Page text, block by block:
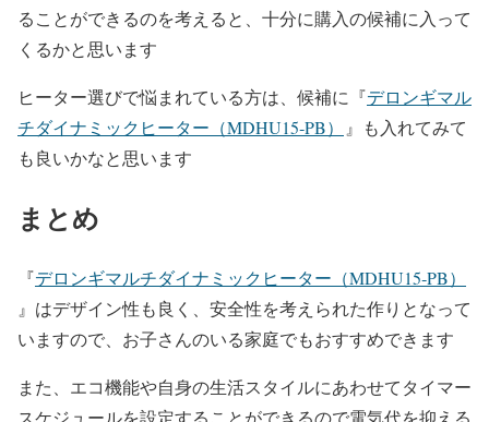
ることができるのを考えると、十分に購入の候補に入って
くるかと思います
ヒーター選びで悩まれている方は、候補に 『デロンギマル
チダイナミックヒーター（MDHU15‐PB）
』も入れてみて
も良いかなと思います
まとめ
『デロンギマルチダイナミックヒーター（MDHU15‐PB）
』はデザイン性も良く、安全性を考えられた作りとなって
いますので、お子さんのいる家庭でもおすすめできます
また、エコ機能や自身の生活スタイルにあわせてタイマー
スケジュールを設定することができるので電気代を抑える